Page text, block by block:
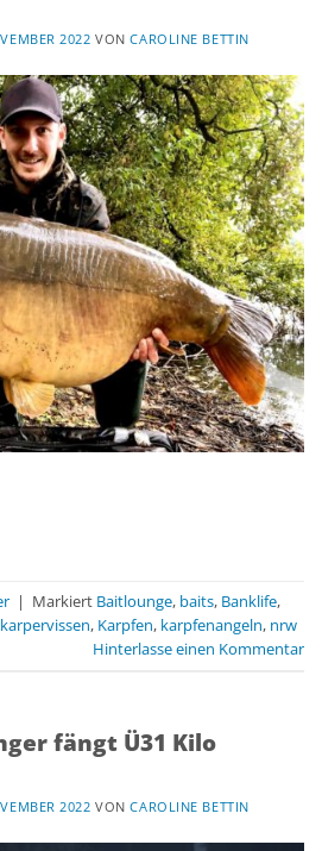
2022 VONCAROLINE BETTIN
| Markiert Baitlounge, baits, Banklife,
karpervissen, Karpfen, karpfenangeln, nrw
Hinterlasse einen Kommentar
fängt Ü31 Kilo
2022 VONCAROLINE BETTIN